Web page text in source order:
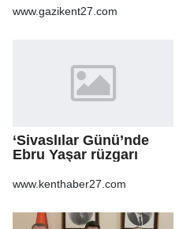
Çetinkaya Başkan
www.gazikent27.com
‘Sivaslılar Günü’nde
Ebru Yaşar rüzgarı
www.kenthaber27.com